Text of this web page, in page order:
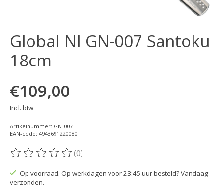
Global NI GN-007 Santoku
18cm
€109,00
Incl. btw
Artikelnummer: GN-007
EAN-code: 4943691220080
De beoordeling van dit product is
(0)
Op voorraad. Op werkdagen voor 23:45 uur besteld? Vandaag
verzonden.